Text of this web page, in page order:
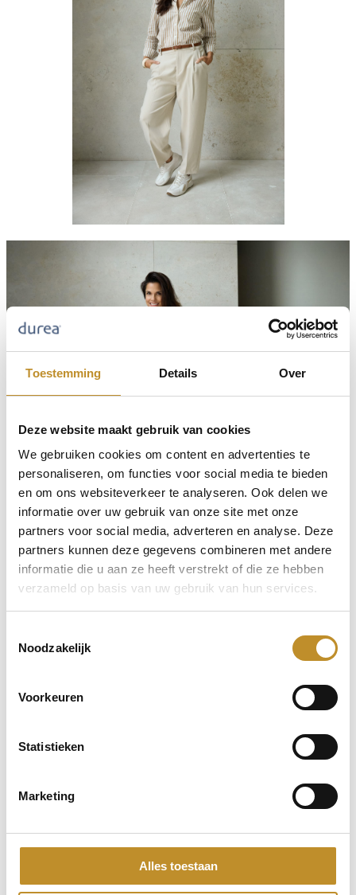
Toestemming Details Over
Deze website maakt gebruik van cookies
We gebruiken cookies om content en advertenties te
personaliseren, om functies voor social media te bieden
en om ons websiteverkeer te analyseren. Ook delen we
informatie over uw gebruik van onze site met onze
partners voor social media, adverteren en analyse. Deze
partners kunnen deze gegevens combineren met andere
informatie die u aan ze heeft verstrekt of die ze hebben
verzameld op basis van uw gebruik van hun services.
Noodzakelijk
Voorkeuren
Statistieken
Marketing
Alles toestaan